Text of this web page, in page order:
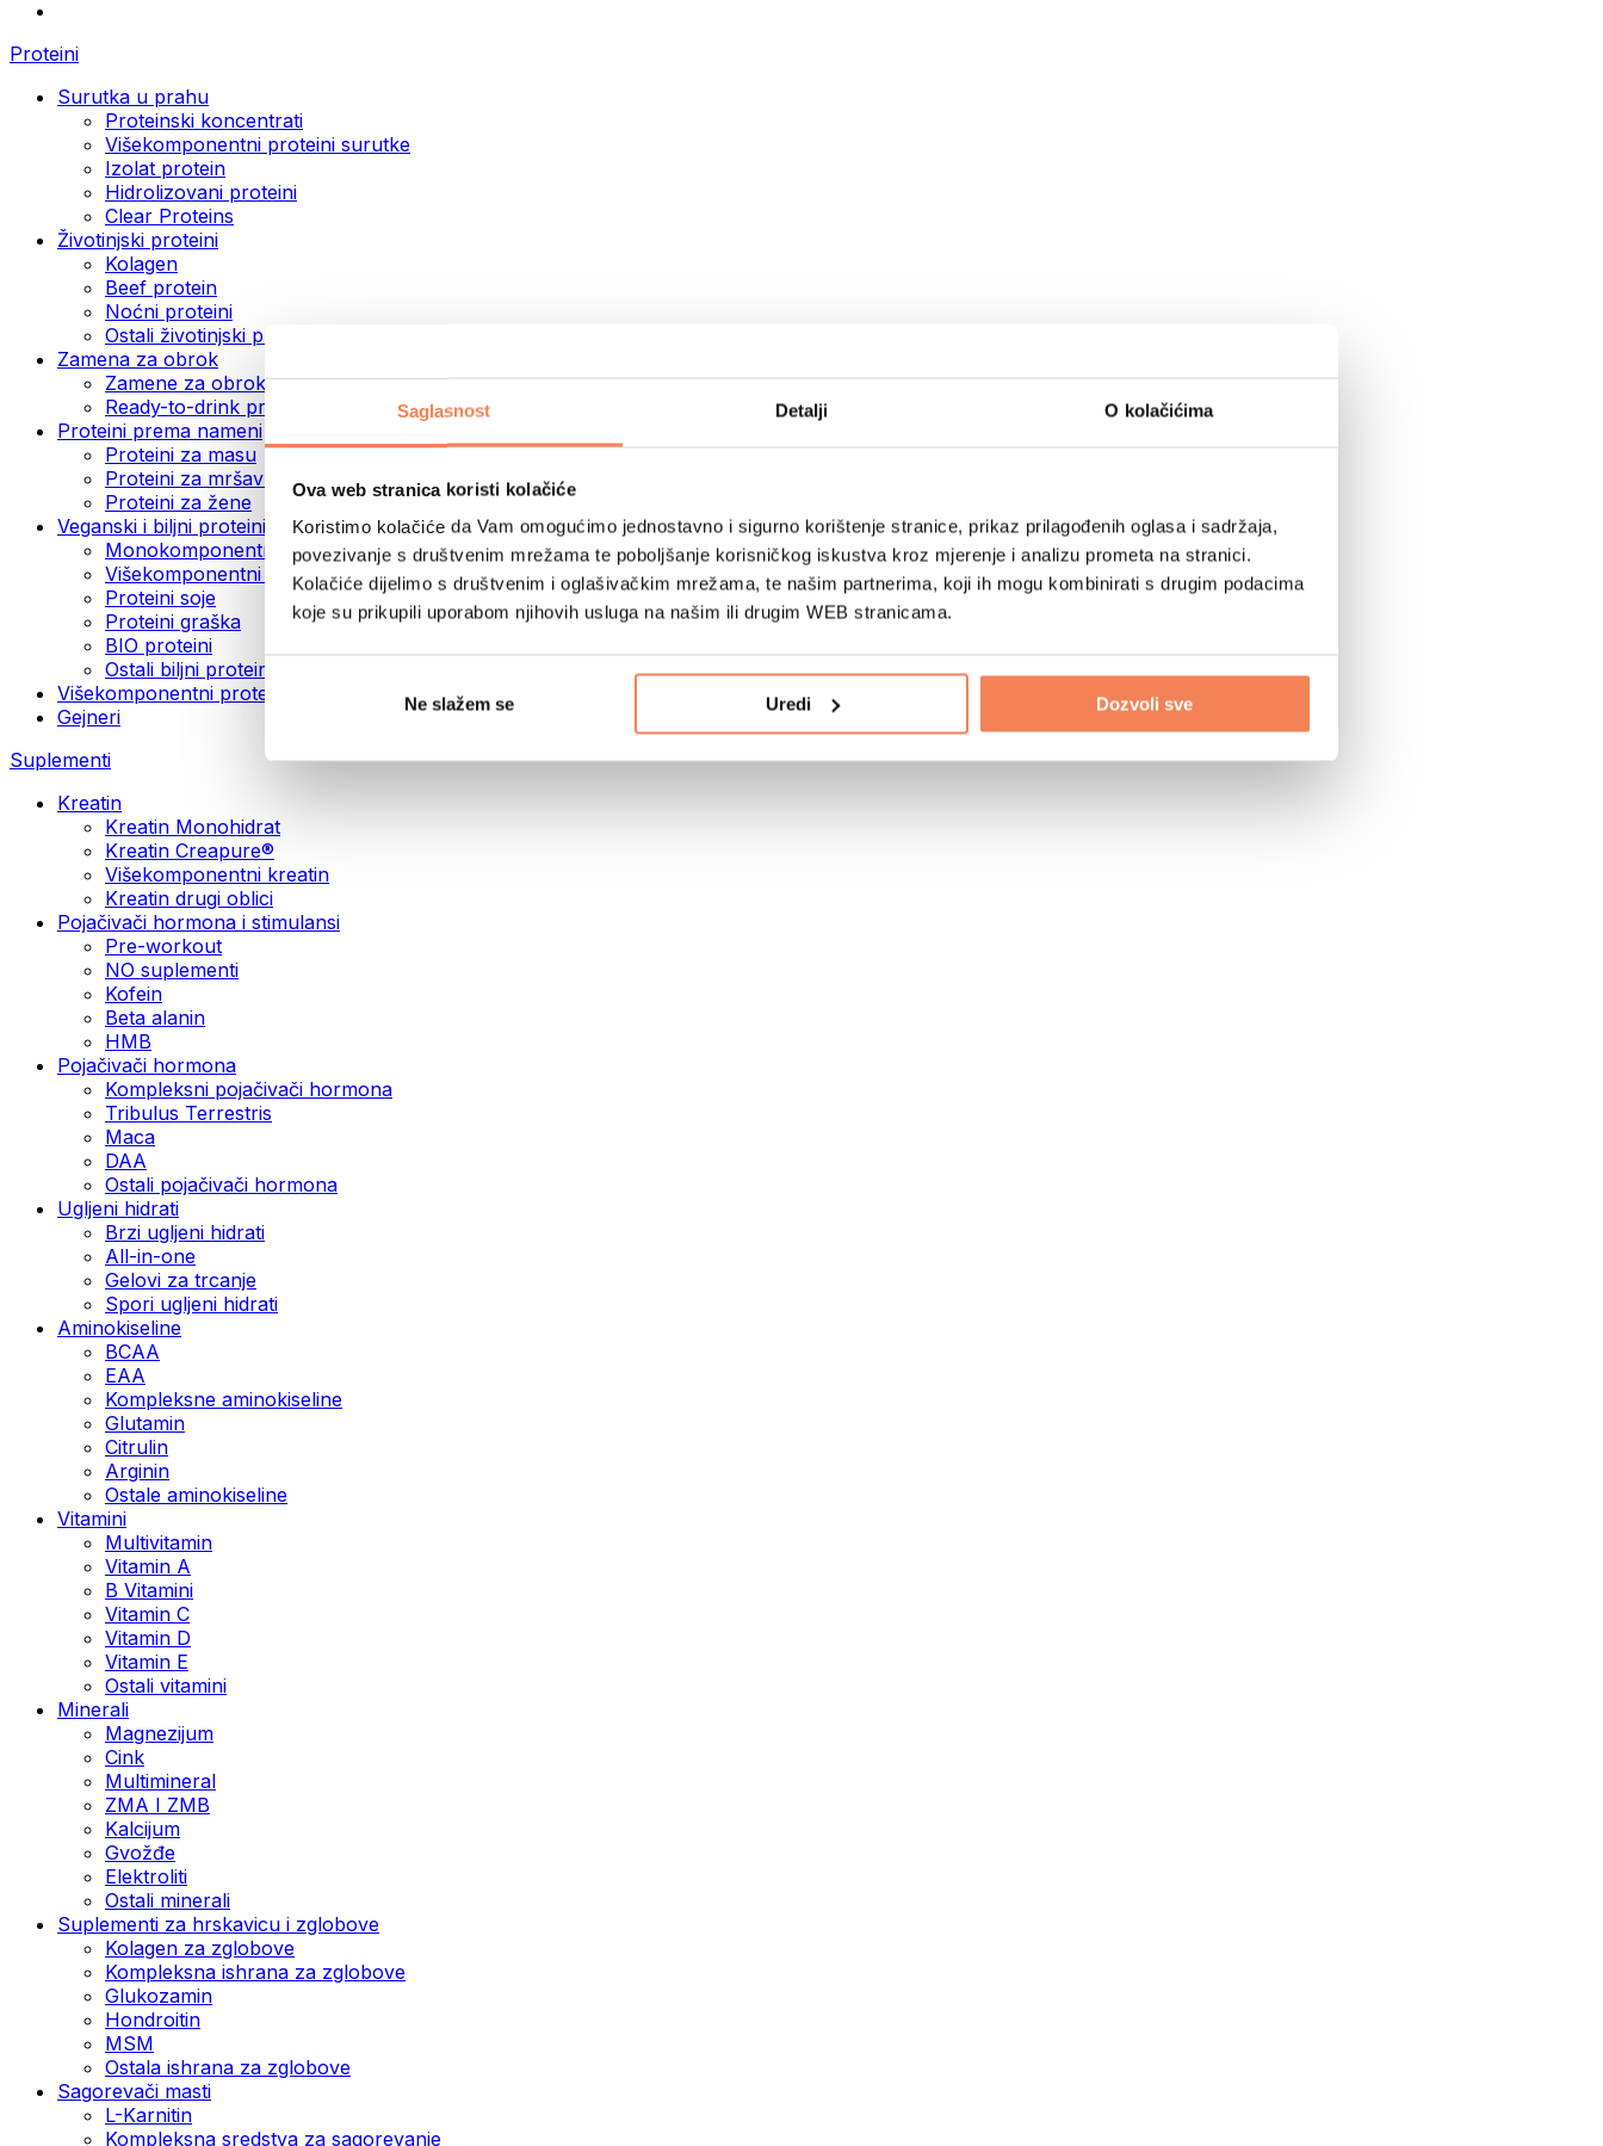
Saglasnost Detalji O kolačićima
Ova web stranica koristi kolačiće
Koristimo kolačiće da Vam omogućimo jednostavno i sigurno korištenje stranice, prikaz prilagođenih oglasa i sadržaja,
povezivanje s društvenim mrežama te poboljšanje korisničkog iskustva kroz mjerenje i analizu prometa na stranici.
Kolačiće dijelimo s društvenim i oglašivačkim mrežama, te našim partnerima, koji ih mogu kombinirati s drugim podacima
koje su prikupili uporabom njihovih usluga na našim ili drugim WEB stranicama.
Ne slažem se Uredi Dozvoli sve
Proteini
Surutka u prahu
Proteinski koncentrati
Višekomponentni proteini surutke
Izolat protein
Hidrolizovani proteini
Clear Proteins
Životinjski proteini
Kolagen
Beef protein
Noćni proteini
Ostali životinjski proteini
Zamena za obrok
Zamene za obrok u prahu
Ready-to-drink proteinski napici
Proteini prema nameni
Proteini za masu
Proteini za mršavljenje
Proteini za žene
Veganski i biljni proteini
Monokomponentni veganski proteini
Višekomponentni veganski proteini
Proteini soje
Proteini graška
BIO proteini
Ostali biljni proteini
Višekomponentni proteini
Gejneri
Suplementi
Kreatin
Kreatin Monohidrat
Kreatin Creapure®
Višekomponentni kreatin
Kreatin drugi oblici
Pojačivači hormona i stimulansi
Pre-workout
NO suplementi
Kofein
Beta alanin
HMB
Pojačivači hormona
Kompleksni pojačivači hormona
Tribulus Terrestris
Maca
DAA
Ostali pojačivači hormona
Ugljeni hidrati
Brzi ugljeni hidrati
All-in-one
Gelovi za trcanje
Spori ugljeni hidrati
Aminokiseline
BCAA
ЕАА
Kompleksne aminokiseline
Glutamin
Citrulin
Arginin
Ostale aminokiseline
Vitamini
Multivitamin
Vitamin A
B Vitamini
Vitamin C
Vitamin D
Vitamin E
Ostali vitamini
Minerali
Magnezijum
Cink
Multimineral
ZMA I ZMB
Kalcijum
Gvožđe
Elektroliti
Ostali minerali
Suplementi za hrskavicu i zglobove
Kolagen za zglobove
Kompleksna ishrana za zglobove
Glukozamin
Hondroitin
MSM
Ostala ishrana za zglobove
Sagorevači masti
L-Karnitin
Kompleksna sredstva za sagorevanje